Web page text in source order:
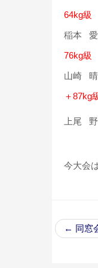
64kg級
稲本 愛
76kg級
山崎
＋87kg
上尾
今大会
← 同窓